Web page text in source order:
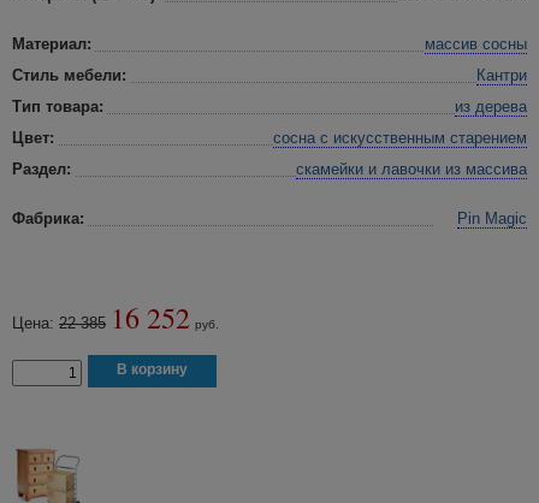
Материал:
массив сосны
Стиль мебели:
Кантри
Тип товара:
из дерева
Цвет:
сосна с искусственным старением
Раздел:
скамейки и лавочки из массива
Фабрика: Pin Magic
Цена: 22 385 16 252 руб.